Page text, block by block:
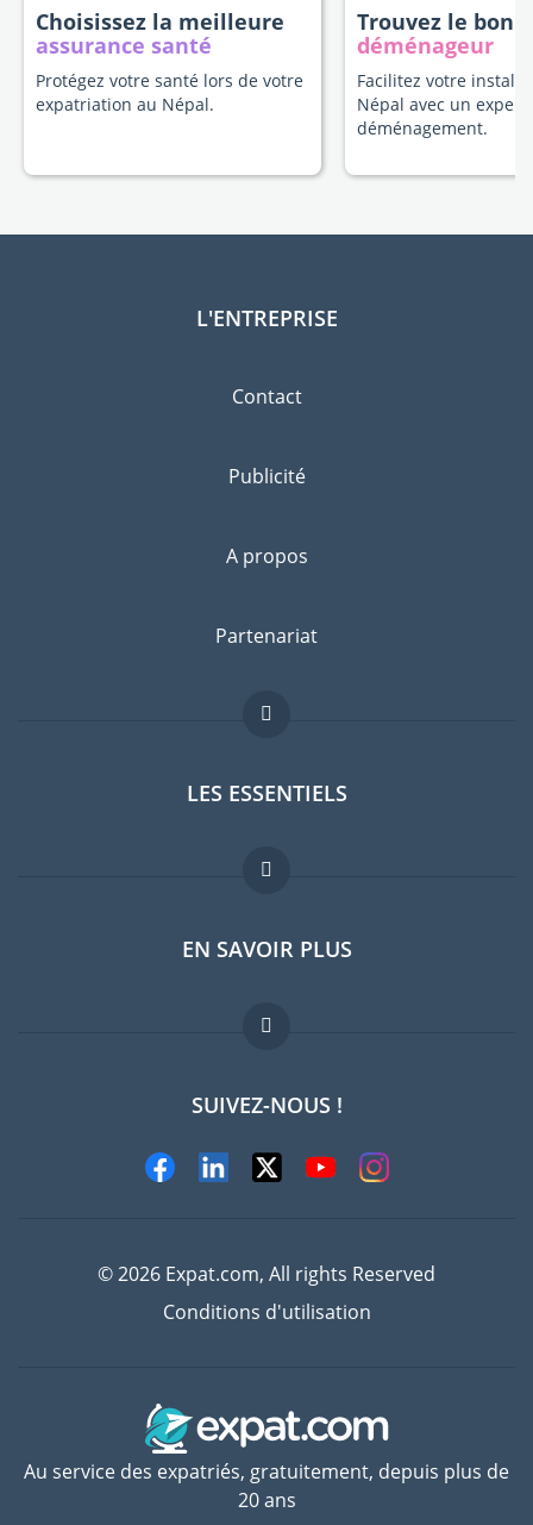
Choisissez la meilleure
assurance santé
Protégez votre santé lors de votre
expatriation au Népal.
Trouvez le bon
déménageur
Facilitez votre
Népal avec un expert
déménagement.
L'ENTREPRISE
Contact
Publicité
A propos
Partenariat
LES ESSENTIELS
Forum expatriés
Guides pays
Offres d'emploi
EN SAVOIR PLUS
FAQ
Experts
SUIVEZ-NOUS !
© 2026 Expat.com, All rights Reserved
Conditions d'utilisation
Au service des expatriés, gratuitement, depuis plus de
20 ans